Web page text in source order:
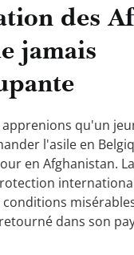
des
jamais
apprenions qu'un
l'asile en
en Afghanistan.
conditions
dans son